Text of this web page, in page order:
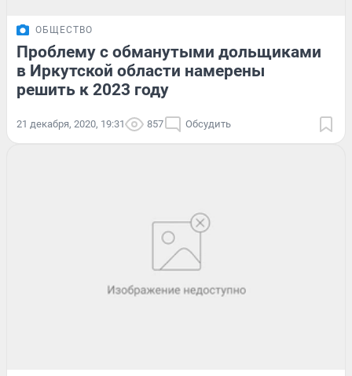
ОБЩЕСТВО
Проблему с обманутыми дольщиками
в Иркутской области намерены
решить к 2023 году
21 декабря, 2020, 19:31 857 Обсудить